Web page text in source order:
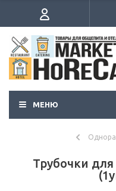
МЕНЮ
Трубочки